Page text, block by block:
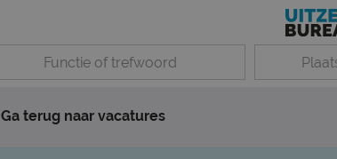
Ga terug naar vacatures